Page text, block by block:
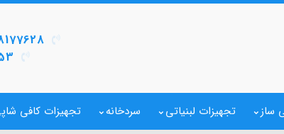
09128177628
ساز تجهیزات لبنیاتی سردخانه تجهیزات کافی